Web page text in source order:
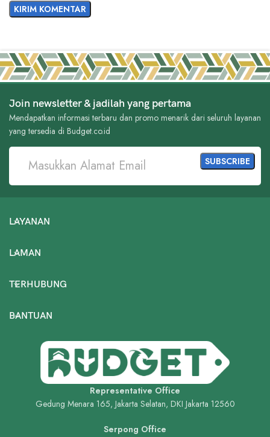
Join newsletter & jadilah yang pertama
Mendapatkan informasi terbaru dan promo menarik dari seluruh layanan
yang tersedia di Budget.co.id
LAYANAN
LAMAN
TERHUBUNG
BANTUAN
Representative Office
Gedung Menara 165, Jakarta Selatan, DKI Jakarta 12560
Serpong Office